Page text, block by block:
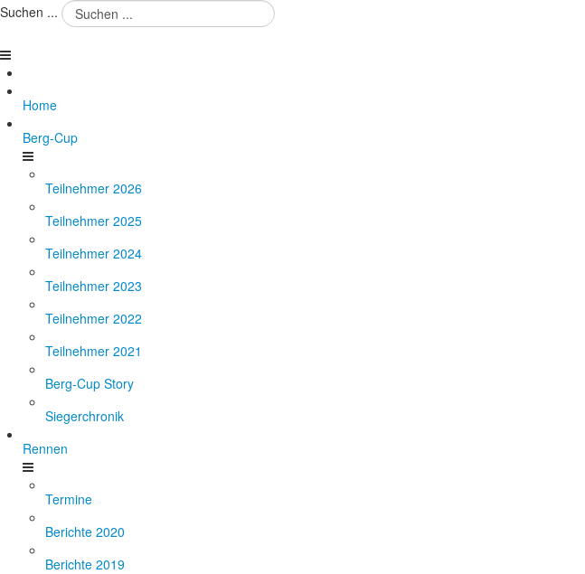
Suchen ...
Home
Berg-Cup
Teilnehmer 2026
Teilnehmer 2025
Teilnehmer 2024
Teilnehmer 2023
Teilnehmer 2022
Teilnehmer 2021
Berg-Cup Story
Siegerchronik
Rennen
Termine
Berichte 2020
Berichte 2019